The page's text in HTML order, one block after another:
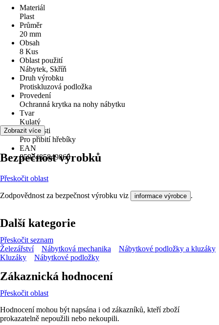
Materiál
Plast
Průměr
20 mm
Obsah
8 Kus
Oblast použití
Nábytek, Skříň
Druh výrobku
Protiskluzová podložka
Provedení
Ochranná krytka na nohy nábytku
Tvar
Kulatý
Vlastnosti
Pro přibití hřebíky
EAN
8592485849868
Zobrazit více
Bezpečnost výrobků
Přeskočit oblast
Zodpovědnost za bezpečnost výrobku viz informace výrobce .
Další kategorie
Přeskočit seznam
Železářství
Nábytková mechanika
Nábytkové podložky a kluzáky
Kluzáky
Nábytkové podložky
Zákaznická hodnocení
Přeskočit oblast
Hodnocení mohou být napsána i od zákazníků, kteří zboží
prokazatelně nepoužili nebo nekoupili.